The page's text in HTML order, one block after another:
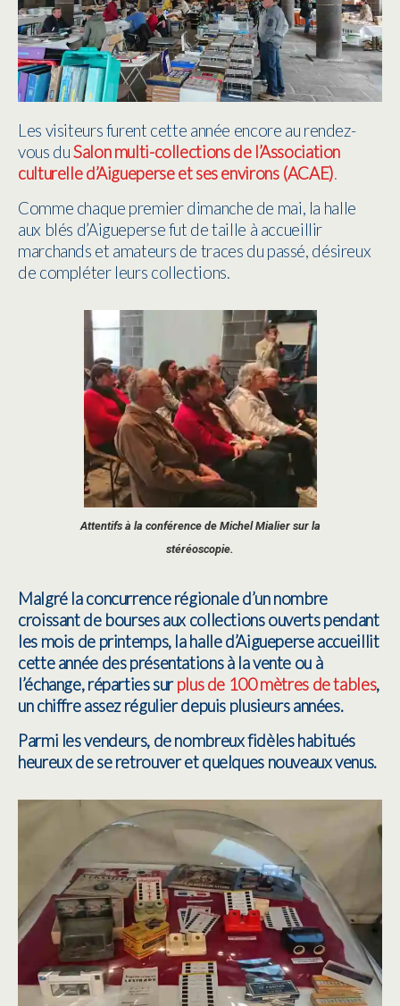
Les visiteurs furent cette année encore au rendez-
vous duSalon multi-collections de l’Association
culturelle d’Aigueperse et ses environs (ACAE).
Comme chaque premier dimanche de mai, la halle
aux blés d’Aigueperse fut de taille à accueillir
marchands et amateurs de traces du passé, désireux
de compléter leurs collections.
Attentifs à la conférence de Michel Mialier sur la
stéréoscopie.
Malgré la concurrence régionale d’un nombre
croissant de bourses aux collections ouverts pendant
les mois de printemps, la halle d’Aigueperse accueillit
cette année des présentations à la vente ou à
l’échange, réparties surplus de 100 mètres de tables,
un chiffre assez régulier depuis plusieurs années.
Parmi les vendeurs, de nombreux fidèles habitués
heureux de se retrouver et quelques nouveaux venus.